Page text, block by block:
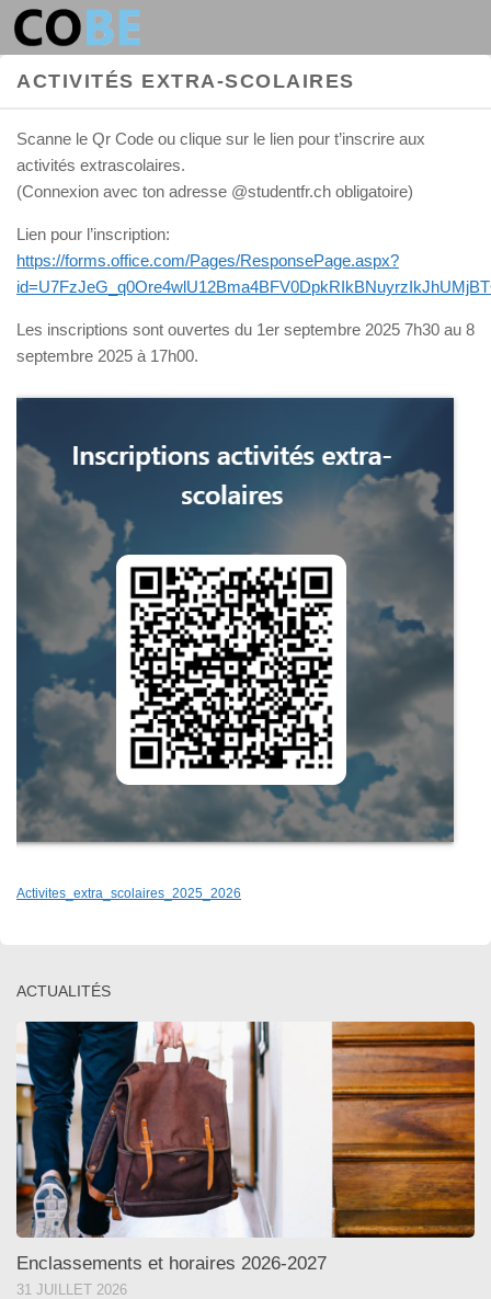
Au dessous du contenu
ACTIVITÉS EXTRA-SCOLAIRES
Scanne le Qr Code ou clique sur le lien pour t’inscrire aux
activités extrascolaires.
(Connexion avec ton adresse @studentfr.ch obligatoire)
Lien pour l’inscription:
https://forms.office.com/Pages/ResponsePage.aspx?
Les inscriptions sont ouvertes du 1er septembre 2025 7h30 au 8
septembre 2025 à 17h00.
Activites_extra_scolaires_2025_2026
ACTUALITÉS
Enclassements et horaires 2026-2027
31 JUILLET 2026